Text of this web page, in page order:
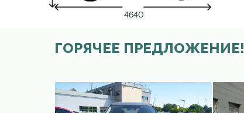
4640
ГОРЯЧЕЕ ПРЕДЛОЖЕНИЕ!